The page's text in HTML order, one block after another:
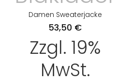
Damen Sweaterjacke
53,50 €
Zzgl. 19%
MwSt.